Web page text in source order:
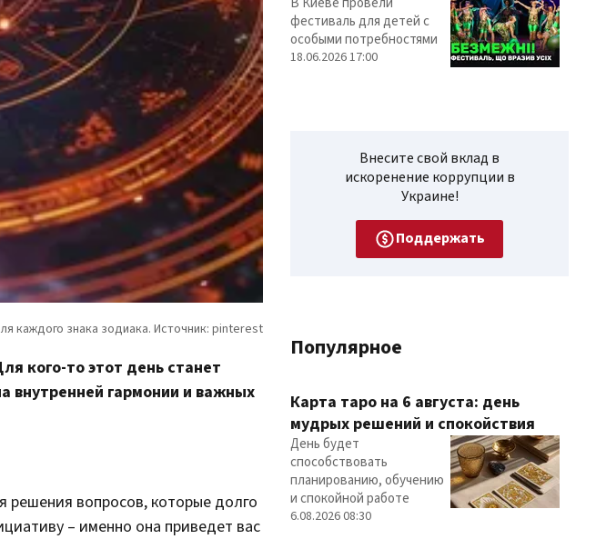
кого-то этот день станет
внутренней гармонии и важных
решения вопросов, которые долго
– именно она приведет вас
фестиваль для детей с
особыми потребностями
18.06.2026 17:00
Внесите свой вклад в
искоренение коррупции в
Украине!
Поддержать
Популярное
Карта таро на 6 августа: день
мудрых решений и спокойствия
День будет
способствовать
планированию, обучению
и спокойной работе
6.08.2026 08:30